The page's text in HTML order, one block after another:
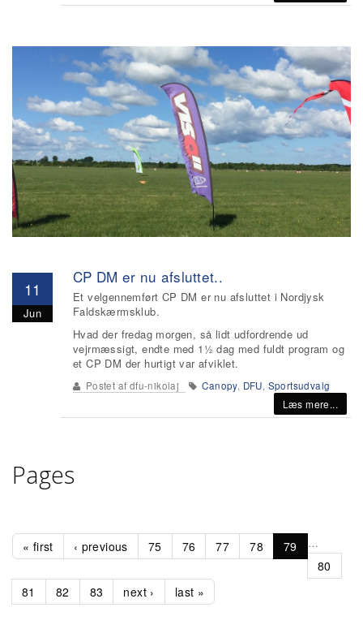
11
Jun
CP DM er nu afsluttet..
Et velgennemført CP DM er nu afsluttet i Nordjysk
Faldskærmsklub.
Hvad der fredag morgen, så lidt udfordrende ud
vejrmæssigt, endte med 1½ dag med fuldt program og
et CP DM der hurtigt var afviklet.
Postet af dfu-nikolaj Canopy, DFU, Sportsudvalg
Læs mere...
Pages
« first ‹ previous …
75 76 77 78
79
80
81
82 83 next › last »